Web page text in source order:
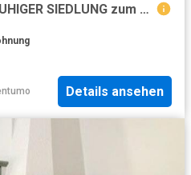
FAMILIENWOHNUNG IN RUHIGER SIEDLUNG zum Sondermietpreis
Details ansehen